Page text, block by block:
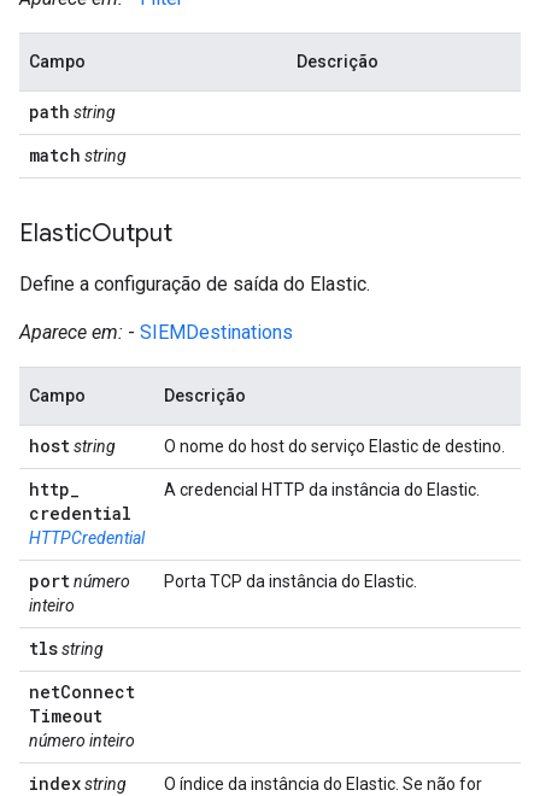
Campo Descrição
path string
match string
ElasticOutput
Define a configuração de saída do Elastic.
Aparece em: - SIEMDestinations
Campo Descrição
hoststring O nome do host do serviço Elastic de destino.
http_
credential
HTTPCredential
A credencial HTTP da instância do Elastic.
portnúmero
inteiro
Porta TCP da instância do Elastic.
tlsstring
netConnect
Timeout
número inteiro
indexstring
O índice da instância do Elastic. Se não for